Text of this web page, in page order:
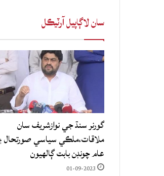
سان لاڳاپيل آرٽيڪل
گورنر سنڌ جي نوازشريف سان
ملاقات،ملڪي سياسي صورتحال
عام چونڊن بابت ڳالهيون
01-09-2023